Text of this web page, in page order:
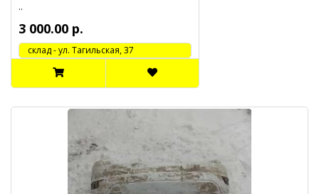
..
3 000.00 р.
cклад - ул. Тагильская, 37